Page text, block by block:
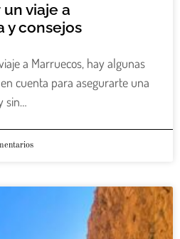
viaje a
y consejos
a Marruecos, hay algunas
cuenta para asegurarte una
sin…